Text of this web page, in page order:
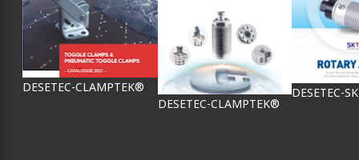
DESETEC-CLAMPTEK®
DESETEC-CLAMPTEK®
DESETEC-